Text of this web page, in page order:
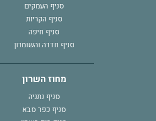
סניף העמקים
סניף הקריות
סניף חיפה
סניף חדרה והשומרון
מחוז השרון
סניף נתניה
סניף כפר סבא